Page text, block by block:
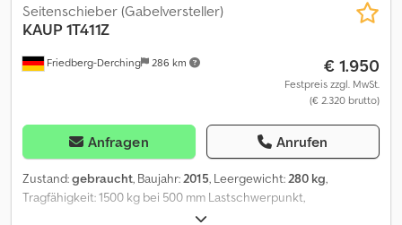
Friedberg-Derching 286 km
Seitenschieber (Gabelversteller)
KAUP 1T411Z
€ 1.950
Festpreis zzgl. MwSt.
(€ 2.320 brutto)
Anfragen Anrufen
Zustand:gebraucht, Baujahr: 2015, Leergewicht: 280 kg,
Tragfähigkeit: 1500 kg bei 500 mm Lastschwerpunkt,
Gabelzinkenquerschnitt: 100 x 40 mm, Gabelzinkenlänge: 1000